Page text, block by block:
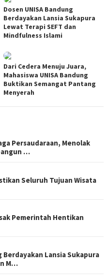
Dosen UNISA Bandung
Berdayakan Lansia Sukapura
Lewat Terapi SEFT dan
Mindfulness Islami
Dari Cedera Menuju Juara,
Mahasiswa UNISA Bandung
Buktikan Semangat Pantang
Menyerah
Persaudaraan, Menolak
…
Seluruh Tujuan Wisata
Pemerintah Hentikan
Berdayakan Lansia Sukapura
M…